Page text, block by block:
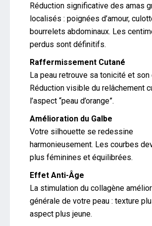
Réduction significative des amas
localisés : poignées d’amour,
bourrelets abdominaux. Les
perdus sont définitifs.
Raffermissement Cutané
La peau retrouve sa tonicité et
Réduction visible du relâchement
l’aspect “peau d’orange”.
Amélioration du Galbe
Votre silhouette se redessine
harmonieusement. Les courbes
plus féminines et équilibrées.
Effet Anti-Âge
La stimulation du collagène
générale de votre peau : texture
aspect plus jeune.